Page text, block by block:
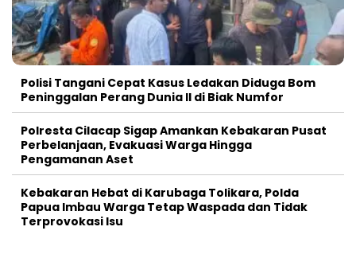
Polisi Tangani Cepat Kasus Ledakan Diduga Bom
Peninggalan Perang Dunia II di Biak Numfor
Polresta Cilacap Sigap Amankan Kebakaran Pusat
Perbelanjaan, Evakuasi Warga Hingga
Pengamanan Aset
Kebakaran Hebat di Karubaga Tolikara, Polda
Papua Imbau Warga Tetap Waspada dan Tidak
Terprovokasi Isu